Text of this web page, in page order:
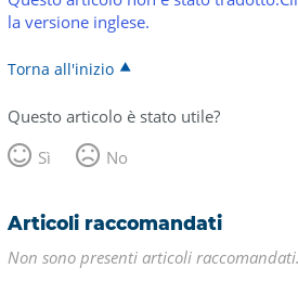
la versione inglese.
Torna all'inizio
Questo articolo è stato utile?
Sì
No
Articoli raccomandati
Non sono presenti articoli raccomandati.